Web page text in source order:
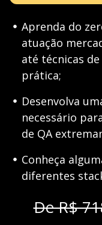
Aprenda do
atuação
até técnicas
prática;
Desenvolva
necessário
de QA
Conheça
diferentes
De R$